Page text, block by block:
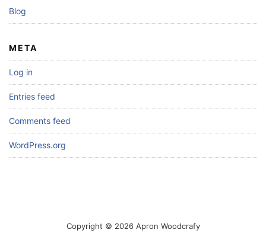
Blog
META
Log in
Entries feed
Comments feed
WordPress.org
Copyright © 2026 Apron Woodcrafy